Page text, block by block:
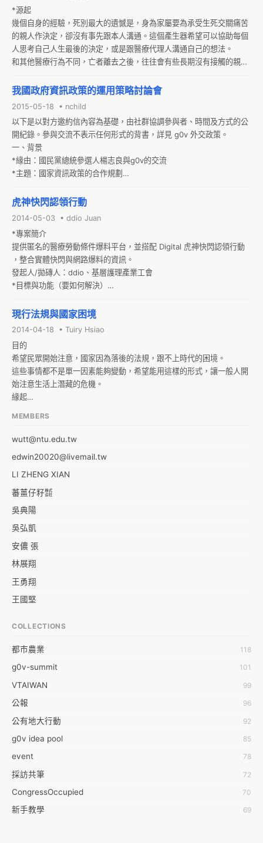
師整合性照護計畫」設計一個折衷的家醫科制度，由若干個基層診所
(可能是家醫科診所或是內外婦兒等其他專科) 加上至少一所綜合醫院組
成一個「社區醫療群」，醫療群內部會視患者的病況互相轉診。
然而一般民眾大部分沒有這方面的訊息，即便有這樣的概念也不知道如
何選擇。政府提供的查詢系統有很多限制，大部分的社區醫療群在網路
眾的身分參與這個制度發覺這個過程並不容易，所以想要設計一個地圖
呈現這些資訊。
*源起
幾個自身的經驗，死別最大的遺憾是，身為家屬要為承受生死交關痛苦
的親人作決定，卻沒有事先跟本人溝通。這個產生器希望可以協助每個
人思考自己人生最後的決定，或是跟醫療代理人溝通自己的想法。
和其他醫療行為不同，亡者離去之後，往往會有些長期沒有接觸的親戚
*構想
我國政府資訊政策的運用策略討論會
2015-05-18 • nchild
以下是以對方邀約信內容為基礎，由社群協調參與者、時間及方式的公
開紀錄。參與交流不表示任何形式的背書，詳見 g0v 外交政策。
一、背景
*緣由：國民黨總統參選人楊志良與g0v的交流
*主題：國家資訊政策的合作規劃
出希望總統角度的政策建議事項。會後將把紀錄做為總統選舉的政見參
虎神快閃認領行動
2014-05-03 • ddio Juan
*專案簡介
提供匿名的醫療勞動條件爆料平台，並搭配 Digital 虎神快閃認領行動
，整合實體快閃與網路爆料的資訊。
發起人/拋磚人：ddio、基層護理產業工會
*目標與功能（要如何解決）
現行法規與國家困境
2014-04-18 • Tuiry Hsiao
目的
希望民眾開始注意，國家因為落後的法規，跟不上時代的困境。
這些事情都不是單一因素能夠變動，希望能用這樣的形式，讓一般人開
始注意生活上潛藏的危機。
緣起
的年代，我國的體制已然老朽。
MEMBERS
wutt@ntu.edu.tw
edwin20020@livemail.tw
LI ZHENG XIAN
蕃薑仔籽㍿
吳典陽
吳弘凱
安儂 張
林展翔
王勇翔
王國堅
蒼時弦也
袁乾鑫
陳泰澄
&#35377;&#24646;&#33287;
-work aeola
0.0
100004224394929@facebook.com
1001000
108級醫三牙二
108���������������������������A������������
COLLECTIONS
都市農業 118
g0v-summit 101
VTAIWAN 99
公報 96
公有地大行動 92
g0v idea pool 85
event 78
採訪共筆 72
CongressOccupied 70
新手教學 69